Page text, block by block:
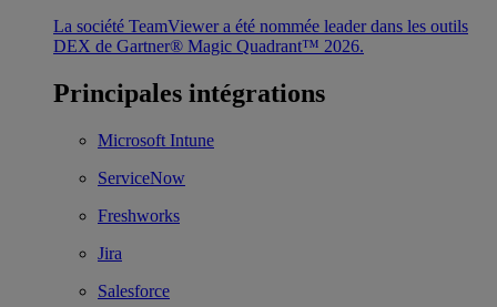
La société TeamViewer a été nommée leader dans les outils
DEX de Gartner® Magic Quadrant™ 2026.
Principales intégrations
Microsoft Intune
ServiceNow
Freshworks
Jira
Salesforce